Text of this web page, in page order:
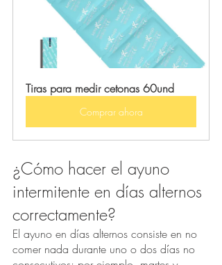
Tiras para medir cetonas 60und
Comprar ahora
¿Cómo hacer el ayuno
intermitente en días alternos
correctamente?
El ayuno en días alternos consiste en no
comer nada durante uno o dos días no